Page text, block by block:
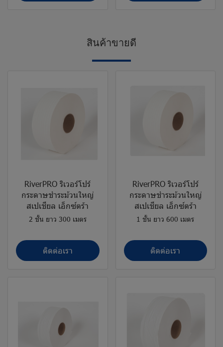
สินค้าขายดี
RiverPRO ริเวอร์โปร์
กระดาษชำระม้วนใหญ่
สเปเชียล เอ็กซ์ตร้า
2 ชั้น ยาว 300 เมตร
ติดต่อเรา
RiverPRO ริเวอร์โปร์
กระดาษชำระม้วนใหญ่
สเปเชียล เอ็กซ์ตร้า
1 ชั้น ยาว 600 เมตร
ติดต่อเรา